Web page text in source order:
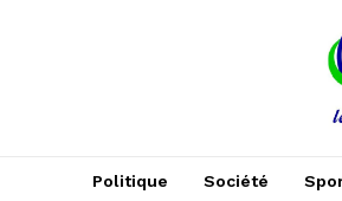
Politique Société